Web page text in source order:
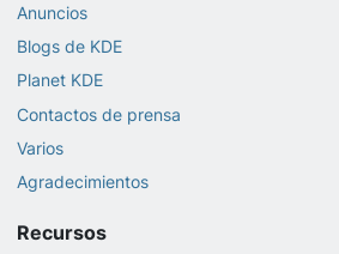
Anuncios
Blogs de KDE
Planet KDE
Contactos de prensa
Varios
Agradecimientos
Recursos